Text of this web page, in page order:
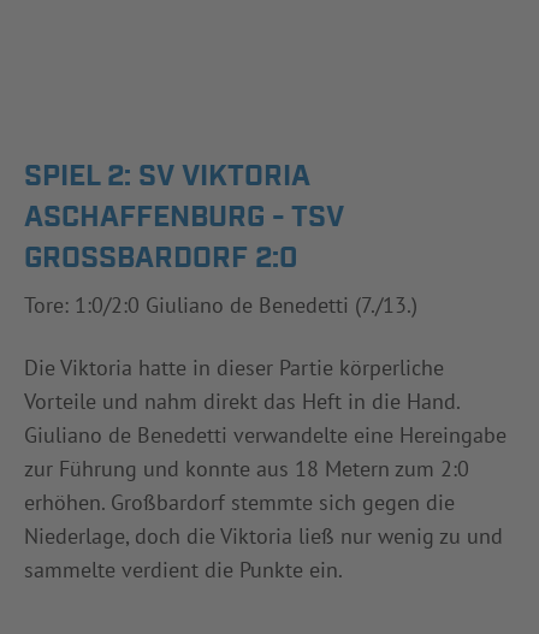
SPIEL 2: SV VIKTORIA
ASCHAFFENBURG - TSV
GROSSBARDORF 2:0
Tore: 1:0/2:0 Giuliano de Benedetti (7./13.)
Die Viktoria hatte in dieser Partie körperliche
Vorteile und nahm direkt das Heft in die Hand.
Giuliano de Benedetti verwandelte eine Hereingabe
zur Führung und konnte aus 18 Metern zum 2:0
erhöhen. Großbardorf stemmte sich gegen die
Niederlage, doch die Viktoria ließ nur wenig zu und
sammelte verdient die Punkte ein.